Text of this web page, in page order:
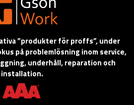
”produkter för proffs”, under
på problemlösning inom service,
underhåll, reparation och
installation.